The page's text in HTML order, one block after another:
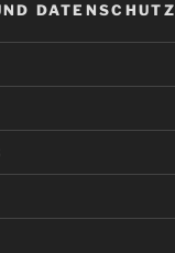
DATENSCHUTZ